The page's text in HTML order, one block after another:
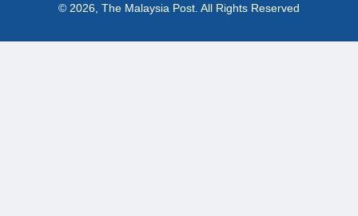
© 2026, The Malaysia Post. All Rights Reserved